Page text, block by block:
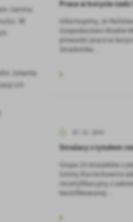
Janina
W
Jolanta
ich
Prace w korycie
Informujemy, że
Gospodarstwo Wodne
prowadzi prace w
Stradomka...
Strażacy z tytułem
Grupa 23 strażaków z
Gminy Raciechowice
recertyfikacyjny z
kwalifikowanej...